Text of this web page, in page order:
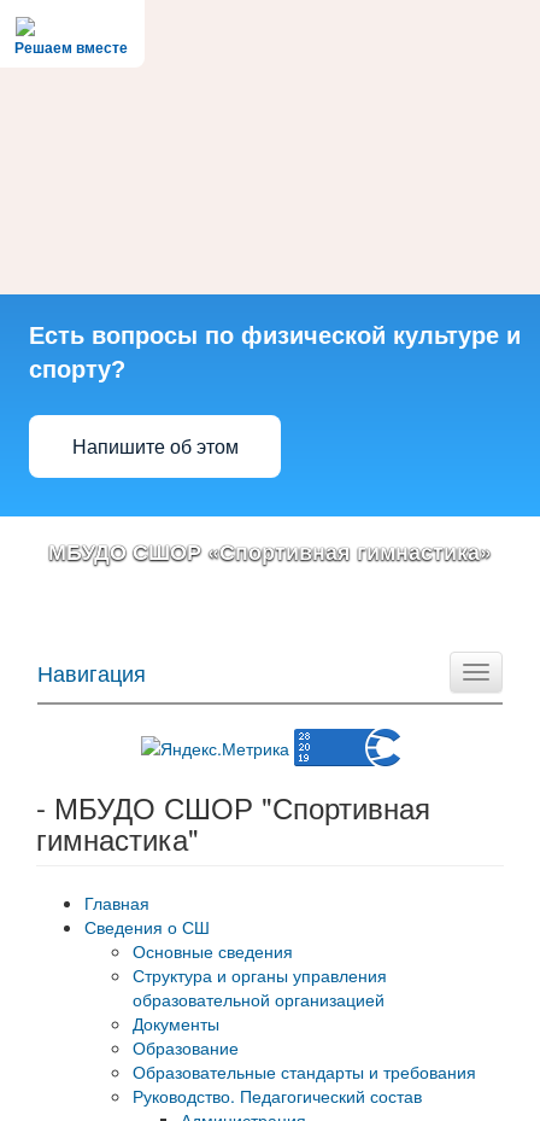
Решаем вместе
Есть вопросы по физической культуре и
спорту?
Напишите об этом
МБУДО СШОР «Спортивная гимнастика»
Toggle
Навигация
- МБУДО СШОР "Спортивная
гимнастика"
Главная
Сведения о СШ
Основные сведения
Структура и органы управления
образовательной организацией
Документы
Образование
Образовательные стандарты и требования
Руководство. Педагогический состав